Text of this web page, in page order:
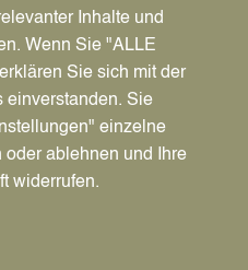
stellt
II eine
Biere vor
ab 26. Mai
Das
Inhalte und
Wenn Sie "ALLE
Sie sich mit der
einverstanden. Sie
einzelne
ablehnen und Ihre
widerrufen.